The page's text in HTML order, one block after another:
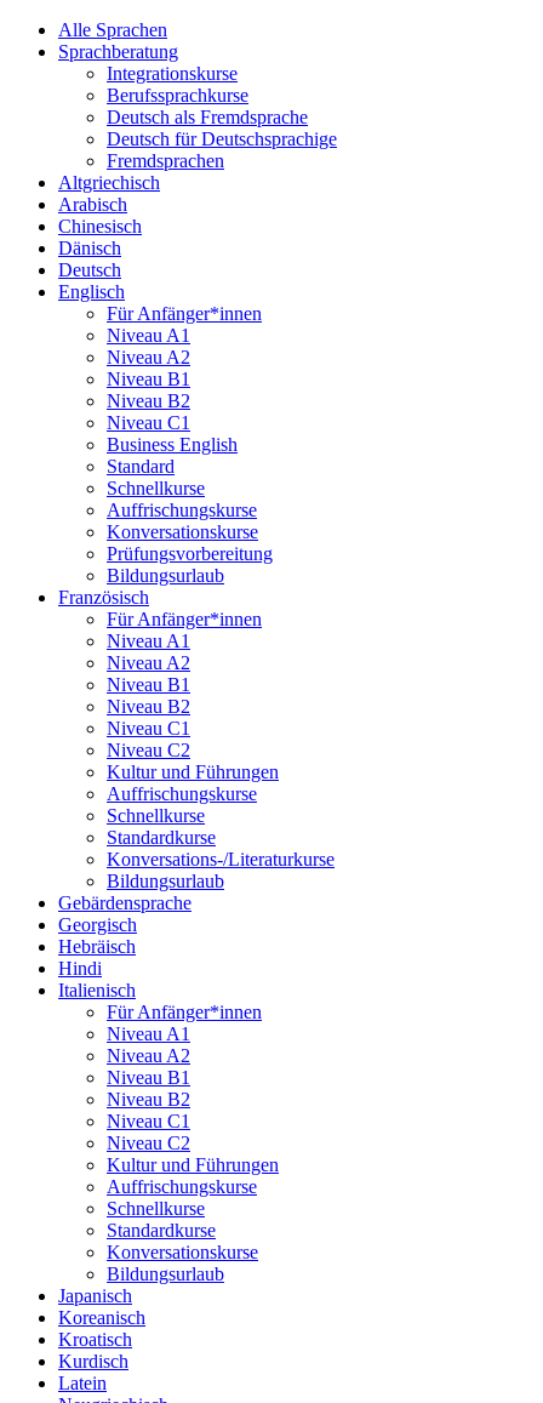
Alle Sprachen
Sprachberatung
Integrationskurse
Berufssprachkurse
Deutsch als Fremdsprache
Deutsch für Deutschsprachige
Fremdsprachen
Altgriechisch
Arabisch
Chinesisch
Dänisch
Deutsch
Englisch
Für Anfänger*innen
Niveau A1
Niveau A2
Niveau B1
Niveau B2
Niveau C1
Business English
Standard
Schnellkurse
Auffrischungskurse
Konversationskurse
Prüfungsvorbereitung
Bildungsurlaub
Französisch
Für Anfänger*innen
Niveau A1
Niveau A2
Niveau B1
Niveau B2
Niveau C1
Niveau C2
Kultur und Führungen
Auffrischungskurse
Schnellkurse
Standardkurse
Konversations-/Literaturkurse
Bildungsurlaub
Gebärdensprache
Georgisch
Hebräisch
Hindi
Italienisch
Für Anfänger*innen
Niveau A1
Niveau A2
Niveau B1
Niveau B2
Niveau C1
Niveau C2
Kultur und Führungen
Auffrischungskurse
Schnellkurse
Standardkurse
Konversationskurse
Bildungsurlaub
Japanisch
Koreanisch
Kroatisch
Kurdisch
Latein